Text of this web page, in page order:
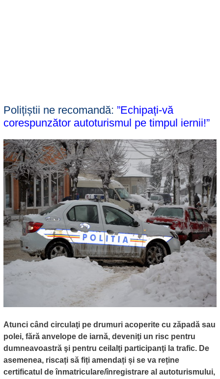
Polițiștii ne recomandă: ”Echipați-vă
corespunzător autoturismul pe timpul iernii!”
Atunci când circulaţi pe drumuri acoperite cu zăpadă sau
polei, fără anvelope de iarnă, deveniţi un risc pentru
dumneavoastră şi pentru ceilalţi participanţi la trafic. De
asemenea, riscați să fiți amendați și se va reține
certificatul de înmatriculare/înregistrare al autoturismului,